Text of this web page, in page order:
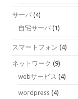
サーバ (4)
自宅サーバ (1)
スマートフォン (4)
ネットワーク (9)
webサービス (4)
wordpress (4)